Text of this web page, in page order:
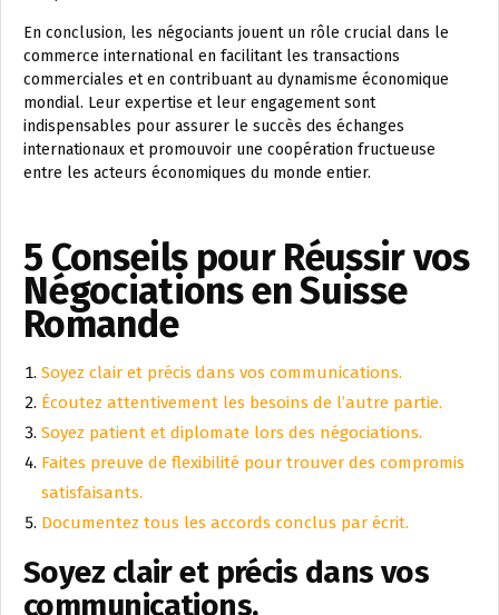
En conclusion, les négociants jouent un rôle crucial dans le
commerce international en facilitant les transactions
commerciales et en contribuant au dynamisme économique
mondial. Leur expertise et leur engagement sont
indispensables pour assurer le succès des échanges
internationaux et promouvoir une coopération fructueuse
entre les acteurs économiques du monde entier.
5 Conseils pour Réussir vos
Négociations en Suisse
Romande
Soyez clair et précis dans vos communications.
Écoutez attentivement les besoins de l’autre partie.
Soyez patient et diplomate lors des négociations.
Faites preuve de flexibilité pour trouver des compromis
satisfaisants.
Documentez tous les accords conclus par écrit.
Soyez clair et précis dans vos
communications.